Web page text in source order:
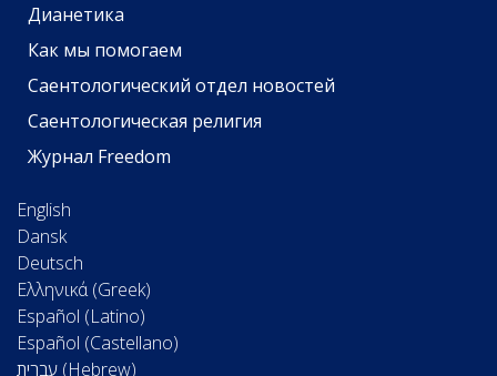
Дианетика
Как мы помогаем
Саентологический отдел новостей
Саентологическая религия
Журнал Freedom
English
Dansk
Deutsch
Ελληνικά (Greek)
Español (Latino)
Español (Castellano)